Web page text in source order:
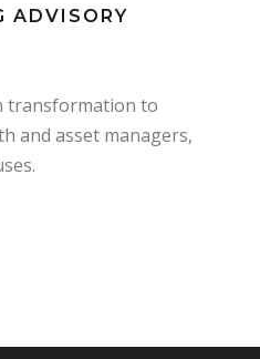
ADVISORY
transformation to
and asset managers,